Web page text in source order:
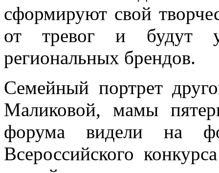
сформируют свой
от тревог и будут
региональных брендов.
Семейный портрет
Маликовой, мамы
форума видели на
Всероссийского